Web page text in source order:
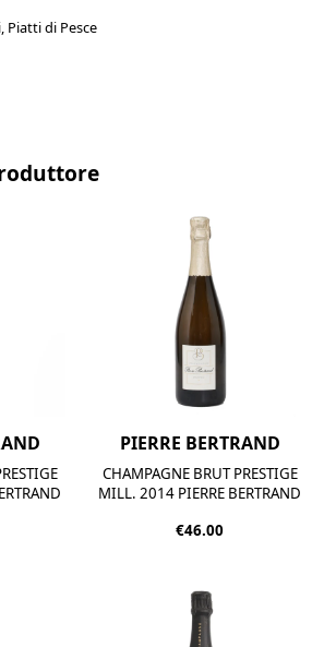
Piatti di Pesce
PIERRE BERTRAND
CHAMPAGNE BRUT PRESTIGE
MILL. 2014 PIERRE BERTRAND
€46.00